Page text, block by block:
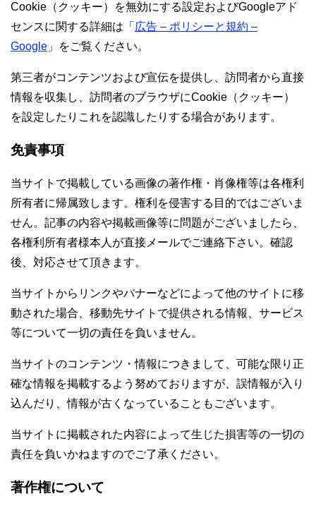
Cookie（クッキー）を無効にする設定およびGoogleアド
センスに関する詳細は「 広告 – ポリシーと規約 –
Google 」をご覧ください。
第三者がコンテンツおよび宣伝を提供し、訪問者から直接
情報を収集し、訪問者のブラウザにCookie（クッキー）
を設定したりこれを認識したりする場合があります。
免責事項
当サイトで掲載している画像の著作権・肖像権等は各権利
所有者に帰属致します。権利を侵害する目的ではございま
せん。記事の内容や掲載画像等に問題がございましたら、
各権利所有者様本人が直接メールでご連絡下さい。確認
後、対応させて頂きます。
当サイトからリンクやバナーなどによって他のサイトに移
動された場合、移動先サイトで提供される情報、サービス
等について一切の責任を負いません。
当サイトのコンテンツ・情報につきまして、可能な限り正
確な情報を掲載するよう努めておりますが、誤情報が入り
込んだり、情報が古くなっていることもございます。
当サイトに掲載された内容によって生じた損害等の一切の
責任を負いかねますのでご了承ください。
著作権について